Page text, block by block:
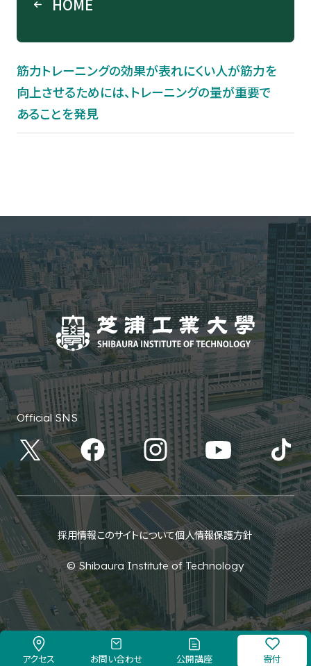
HOME
筋力トレーニングの効果が表れにくい人が筋力を
向上させるためには、トレーニングの量が重要で
あることを発見
アクセス お問い合わせ 公開講座 寄付
Official SNS
採用情報このサイトについて個人情報保護方針
© Shibaura Institute of Technology